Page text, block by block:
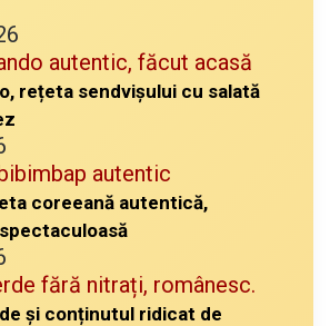
rețeta sendvișului cu salată
coreeană autentică,
și conținutul ridicat de